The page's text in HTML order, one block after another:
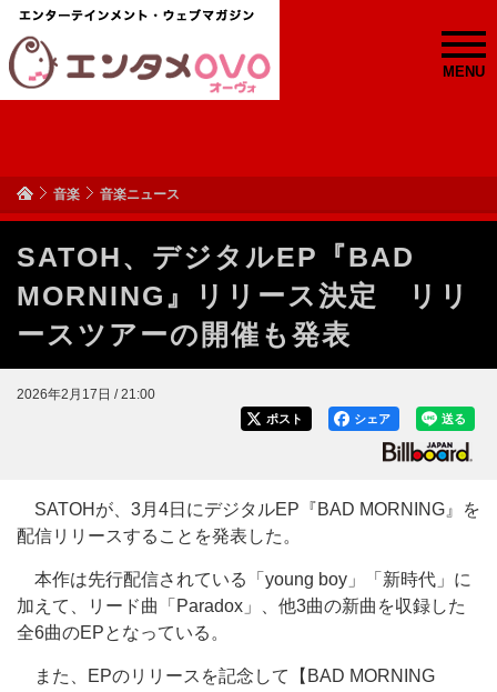
MENU
音楽 音楽ニュース
SATOH、デジタルEP『BAD
MORNING』リリース決定 リリ
ースツアーの開催も発表
2026年2月17日 / 21:00
送る
シェア
ポスト
SATOHが、3月4日にデジタルEP『BAD MORNING』を
配信リリースすることを発表した。
本作は先行配信されている「young boy」「新時代」に
加えて、リード曲「Paradox」、他3曲の新曲を収録した
全6曲のEPとなっている。
また、EPのリリースを記念して【BAD MORNING